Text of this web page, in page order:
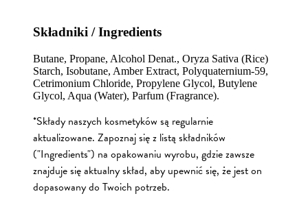
Składniki / Ingredients
Butane, Propane, Alcohol Denat., Oryza Sativa (Rice)
Starch, Isobutane, Amber Extract, Polyquaternium-59,
Cetrimonium Chloride, Propylene Glycol, Butylene
Glycol, Aqua (Water), Parfum (Fragrance).
*Składy naszych kosmetyków są regularnie
aktualizowane. Zapoznaj się z listą składników
("Ingredients") na opakowaniu wyrobu, gdzie zawsze
znajduje się aktualny skład, aby upewnić się, że jest on
dopasowany do Twoich potrzeb.